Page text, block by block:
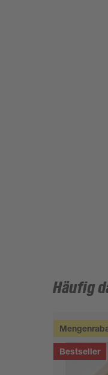
Häufig
Bestseller